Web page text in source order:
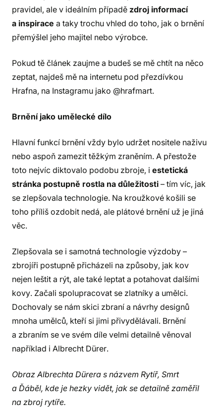
pravidel, ale v ideálním případě zdroj informací
a inspirace a taky trochu vhled do toho, jak o brnění
přemýšlel jeho majitel nebo výrobce.
Pokud tě článek zaujme a budeš se mě chtít na něco
zeptat, najdeš mě na internetu pod přezdívkou
Hrafna, na Instagramu jako @hrafmart.
Brnění jako umělecké dílo
Hlavní funkcí brnění vždy bylo udržet nositele naživu
nebo aspoň zamezit těžkým zraněním. A přestože
toto nejvíc diktovalo podobu zbroje, i estetická
stránka postupně rostla na důležitosti – tím víc, jak
se zlepšovala technologie. Na kroužkové košili se
toho příliš ozdobit nedá, ale plátové brnění už je jiná
věc.
Zlepšovala se i samotná technologie výzdoby –
zbrojíři postupně přicházeli na způsoby, jak kov
nejen leštit a rýt, ale také leptat a potahovat dalšími
kovy. Začali spolupracovat se zlatníky a umělci.
Dochovaly se nám skici zbraní a návrhy designů
mnoha umělců, kteří si jimi přivydělávali. Brnění
a zbraním se ve svém díle velmi detailně věnoval
například i Albrecht Dürer.
Obraz Albrechta Dürera s názvem Rytíř, Smrt
a Ďáběl, kde je hezky vidět, jak se detailně zaměřil
na zbroj rytíře.